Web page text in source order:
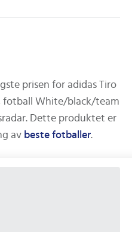
prisen for adidas Tiro
fotball White/black/team
Dette produktet er
av beste fotballer.